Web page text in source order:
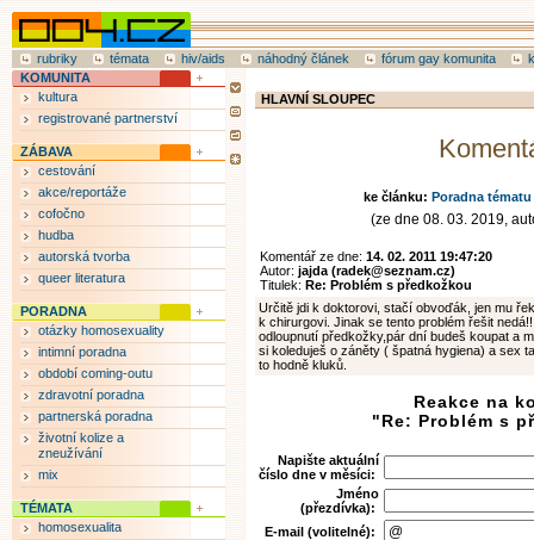
rubriky témata hiv/aids náhodný článek fórum gay komunita
HLAVNÍ SLOUPEC
ke článku: Poradna
(ze dne 08. 03. 2019,
Komentář ze dne: 14. 02. 2011 19:47:20
Autor: jajda (radek@seznam.cz)
Titulek: Re: Problém s předkožkou
Určitě jdi k doktorovi, stačí obvoďák, jen mu
k chirurgovi. Jinak se tento problém řešit
odloupnutí předkožky,pár dní budeš koupat a
si koleduješ o záněty ( špatná hygiena) a sex
to hodně kluků.
Reakce na
"Re: Problém s
Napište aktuální
číslo dne v měsíci:
Jméno
(přezdívka):
E-mail (volitelné):
KOMUNITA
kultura
registrované partnerství
ZÁBAVA
cestování
akce/reportáže
cofočno
hudba
autorská tvorba
queer literatura
PORADNA
otázky homosexuality
intimní poradna
období coming-outu
zdravotní poradna
partnerská poradna
životní kolize a
zneužívání
mix
TÉMATA
homosexualita